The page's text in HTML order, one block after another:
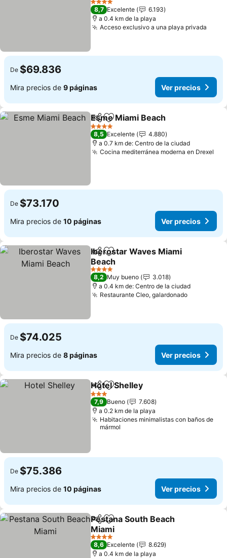
Ver precios
4 Estrellas
8,7 Excelente
6.193
a 0.4 km de la playa
Acceso exclusivo a una playa privada
De $69.836
Mira precios de 9 páginas Ver precios
CompartirAgregar a favoritos
Esme Miami Beach
4 Estrellas
8,5 Excelente
4.880
a 0.7 km de: Centro de la ciudad
Cocina mediterránea moderna en Drexel
De $73.170
Mira precios de 10 páginas Ver precios
CompartirAgregar a favoritos
Iberostar Waves Miami
Beach
Ver precios
4 Estrellas
8,2 Muy bueno
3.018
a 0.4 km de: Centro de la ciudad
Restaurante Cleo, galardonadoVer
De $74.025
Mira precios de 8 páginas Ver precios
CompartirAgregar a favoritos
Hotel Shelley
3 Estrellas
7,9 Bueno
7.608
a 0.2 km de la playa
Habitaciones minimalistas con baños de
mármol
De $75.386
Mira precios de 10 páginas Ver precios
CompartirAgregar a favoritos
Pestana South Beach
Miami
Ver precios
4 Estrellas
8,6 Excelente
8.629
a 0.4 km de la playa